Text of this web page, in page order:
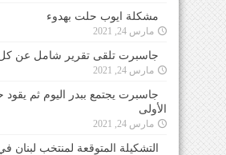
مشكلة ايوب حلت بهدوء
مارس 24, 2021
جاسبرت تلقى تقرير شامل عن كل
مارس 24, 2021
جاسبرت يجتمع ببدر اليوم ثم يقود
الأولى
مارس 24, 2021
التشكيلة المتوقعة لمنتخب لبنان